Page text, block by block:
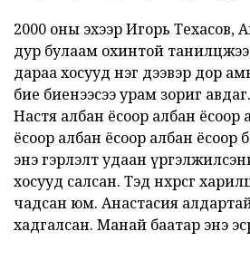
2000 оны эхээр Игорь Техасов,
дур булаам охинтой
дараа хосууд нэг дээвэр дор
бие биенээсээ урам зориг
Настя албан ёсоор албан ёсоор
ёсоор албан ёсоор албан ёсоор
энэ гэрлэлт удаан
хосууд салсан. Тэд нөхөрсөг
чадсан юм. Анастасия
хадгалсан. Манай баатар энэ